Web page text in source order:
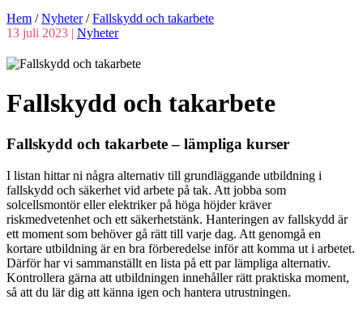
Hem /Nyheter/Fallskydd och takarbete
13 juli 2023 | Nyheter
Fallskydd och takarbete
Fallskydd och takarbete – lämpliga kurser
I listan hittar ni några alternativ till grundläggande utbildning i
fallskydd och säkerhet vid arbete på tak. Att jobba som
solcellsmontör eller elektriker på höga höjder kräver
riskmedvetenhet och ett säkerhetstänk. Hanteringen av fallskydd är
ett moment som behöver gå rätt till varje dag. Att genomgå en
kortare utbildning är en bra förberedelse inför att komma ut i arbetet.
Därför har vi sammanställt en lista på ett par lämpliga alternativ.
Kontrollera gärna att utbildningen innehåller rätt praktiska moment,
så att du lär dig att känna igen och hantera utrustningen.